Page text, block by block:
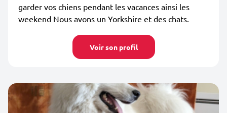
garder vos chiens pendant les vacances ainsi les
weekend Nous avons un Yorkshire et des chats.
Voir son profil